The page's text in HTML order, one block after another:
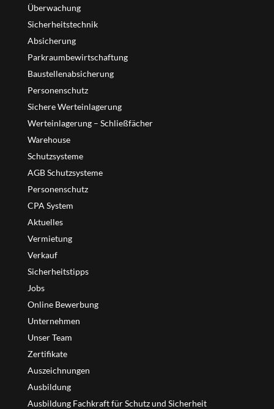
Überwachung
Sicherheitstechnik
Absicherung
Parkraumbewirtschaftung
Baustellenabsicherung
Personenschutz
Sichere Werteinlagerung
Werteinlagerung – Schließfächer
Warehouse
Schutzsysteme
AGB Schutzsysteme
Personenschutz
CPA System
Aktuelles
Vermietung
Verkauf
Sicherheitstipps
Jobs
Online Bewerbung
Unternehmen
Unser Team
Zertifikate
Auszeichnungen
Ausbildung
Ausbildung Fachkraft für Schutz und Sicherheit